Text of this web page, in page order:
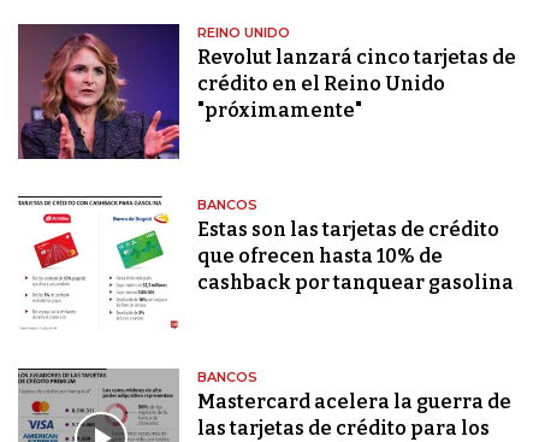
REINO UNIDO
Revolut lanzará cinco tarjetas de
crédito en el Reino Unido
"próximamente"
BANCOS
Estas son las tarjetas de crédito
que ofrecen hasta 10% de
cashback por tanquear gasolina
BANCOS
Mastercard acelera la guerra de
las tarjetas de crédito para los